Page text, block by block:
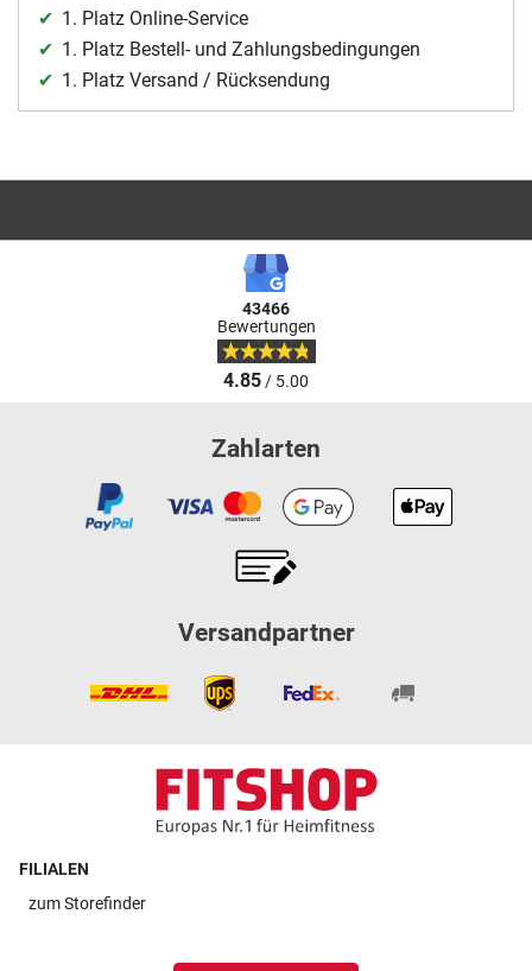
1. Platz Online-Service
1. Platz Bestell- und Zahlungsbedingungen
1. Platz Versand / Rücksendung
43466
Bewertungen
4.85/ 5.00
Zahlarten
Versandpartner
FILIALEN
zumStorefinder